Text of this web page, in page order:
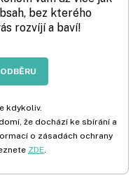
bez kterého
rozvíjí a baví!
kdykoliv.
že dochází ke sbírání a
o zásadách ochrany
ZDE.